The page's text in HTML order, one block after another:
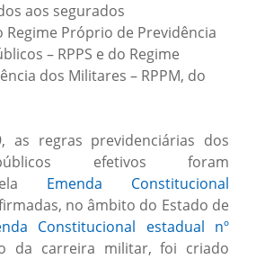
aos segurados
Regime Próprio de Previdência
– RPPS e do Regime
dos Militares – RPPM, do
as regras previdenciárias dos
efetivos foram
Emenda Constitucional
no âmbito do Estado de
Constitucional estadual nº
da carreira militar, foi criado